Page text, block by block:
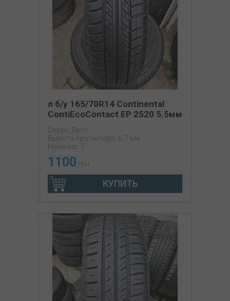
л б/у 165/70R14 Continental
ContiEcoContact EP 2520 5.5мм
Сезон: Лето
Высота протектора: 6-7 мм
Наличие: 2
1100 грн
КУПИТЬ